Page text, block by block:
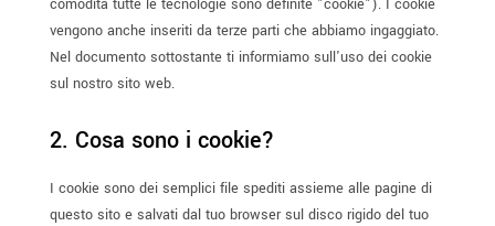
comodità tutte le tecnologie sono definite "cookie"). I cookie
vengono anche inseriti da terze parti che abbiamo ingaggiato.
Nel documento sottostante ti informiamo sull'uso dei cookie
sul nostro sito web.
2. Cosa sono i cookie?
I cookie sono dei semplici file spediti assieme alle pagine di
questo sito e salvati dal tuo browser sul disco rigido del tuo